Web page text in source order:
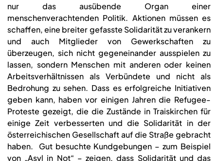
nur das ausübende Organ einer
menschenverachtenden Politik. Aktionen müssen es
schaffen, eine breiter gefasste Solidarität zu verankern
und auch Mitglieder von Gewerkschaften zu
überzeugen, sich nicht gegeneinander ausspielen zu
lassen, sondern Menschen mit anderen oder keinen
Arbeitsverhältnissen als Verbündete und nicht als
Bedrohung zu sehen. Dass es erfolgreiche Initiativen
geben kann, haben vor einigen Jahren die Refugee-
Proteste gezeigt, die die Zustände in Traiskirchen für
einige Zeit verbesserten und die Solidarität in der
österreichischen Gesellschaft auf die Straße gebracht
haben. Gut besuchte Kundgebungen – zum Beispiel
von „Asyl in Not“ – zeigen, dass Solidarität und das